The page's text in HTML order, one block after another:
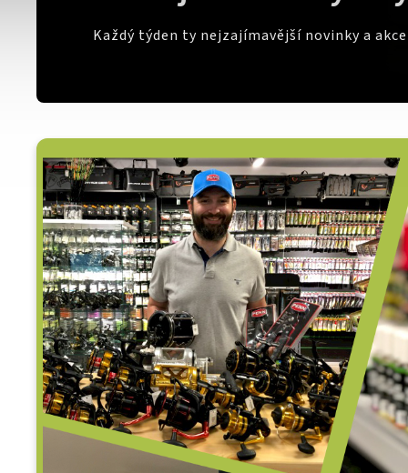
Každý týden ty nejzajímavější novinky a